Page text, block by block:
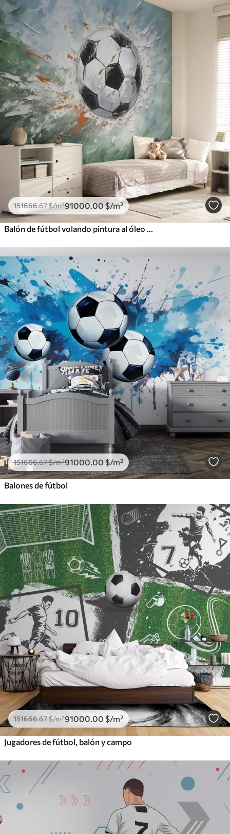
151666.67$/m²91000 .00 $/m²
151666.67$/m²91000 .00 $/m²
Balones de fútbol
151666.67$/m²91000 .00 $/m²
Jugadores de fútbol, balón y campo